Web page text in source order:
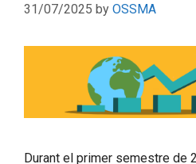
31/07/2025 by OSSMA
Durant el primer semestre de